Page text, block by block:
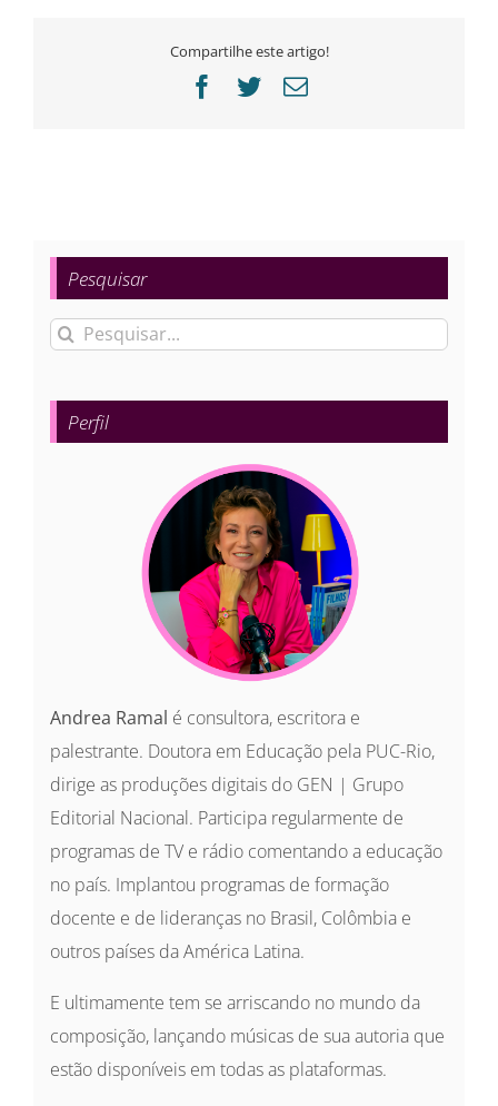
Compartilhe este artigo!
Facebook
Twitter
E-
Pesquisar
Buscar
para:
Perfil
Andrea Ramal é consultora, escritora e
palestrante. Doutora em Educação pela PUC-Rio,
dirige as produções digitais do GEN | Grupo
Editorial Nacional. Participa regularmente de
programas de TV e rádio comentando a educação
no país. Implantou programas de formação
docente e de lideranças no Brasil, Colômbia e
outros países da América Latina.
E ultimamente tem se arriscando no mundo da
composição, lançando músicas de sua autoria que
estão disponíveis em todas as plataformas.